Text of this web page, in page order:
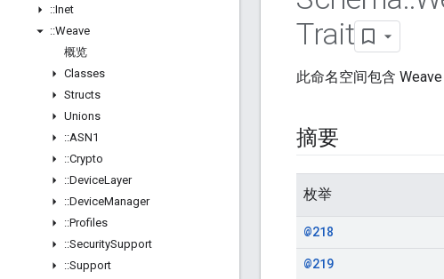
::Inet
::Weave
概览
Classes
Structs
Unions
::ASN1
::Crypto
::DeviceLayer
::DeviceManager
::Profiles
::SecuritySupport
::Support
Trait
此命名空间包含
摘要
枚举
@218
@219